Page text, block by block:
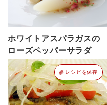
ホワイトアスパラガスの
ローズペッパーサラダ
レシピを保存